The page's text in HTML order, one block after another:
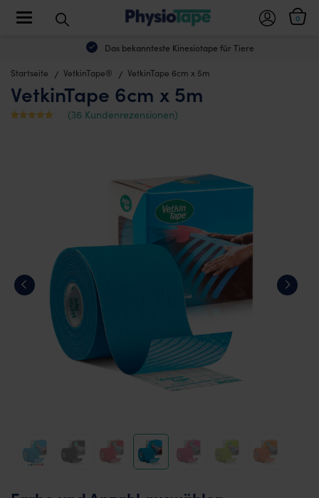
Das bekannteste Kinesiotape für Tiere
0
Toggle navigation
Startseite VetkinTape® VetkinTape 6cm x 5m
VetkinTape 6cm x 5m
(36 Kundenrezensionen)